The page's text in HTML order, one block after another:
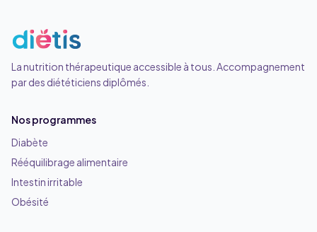
La nutrition thérapeutique accessible à tous. Accompagnement
par des diététiciens diplômés.
Nos programmes
Diabète
Rééquilibrage alimentaire
Intestin irritable
Obésité